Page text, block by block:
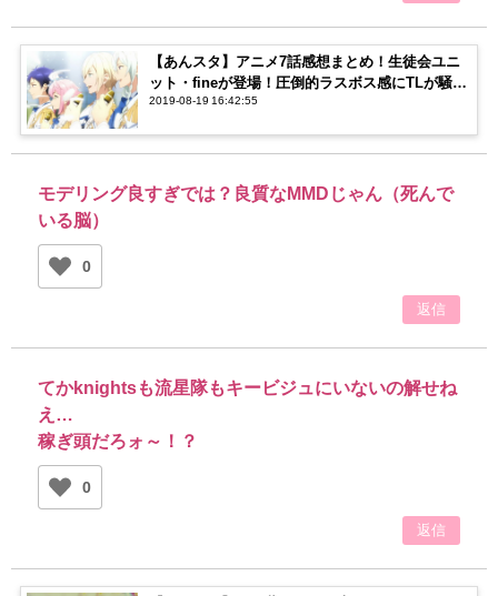
【あんスタ】アニメ7話感想まとめ！生徒会ユニ
ット・fineが登場！圧倒的ラスボス感にTLが騒
然…！
2019-08-19 16:42:55
モデリング良すぎでは？良質なMMDじゃん（死んで
いる脳）
0
返信
てかknightsも流星隊もキービジュにいないの解せね
え…
稼ぎ頭だろォ～！？
0
返信